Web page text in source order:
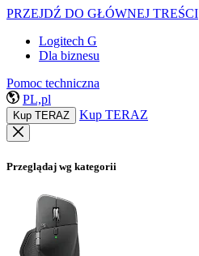
PRZEJDŹ DO GŁÓWNEJ TREŚCI
Logitech G
Dla biznesu
Pomoc techniczna
PL,pl
Kup TERAZ Kup TERAZ
Przeglądaj wg kategorii